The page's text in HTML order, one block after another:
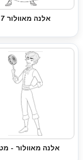
אלנה מאוולור 7
אלנה מאוולור -